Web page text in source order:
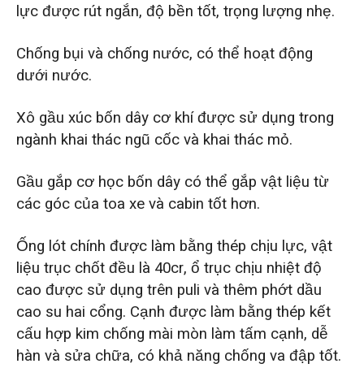
lực được rút ngắn, độ bền tốt, trọng lượng nhẹ.
Chống bụi và chống nước, có thể hoạt động
dưới nước.
Xô gầu xúc bốn dây cơ khí được sử dụng trong
ngành khai thác ngũ cốc và khai thác mỏ.
Gầu gắp cơ học bốn dây có thể gắp vật liệu từ
các góc của toa xe và cabin tốt hơn.
Ống lót chính được làm bằng thép chịu lực, vật
liệu trục chốt đều là 40cr, ổ trục chịu nhiệt độ
cao được sử dụng trên puli và thêm phớt dầu
cao su hai cổng. Cạnh được làm bằng thép kết
cấu hợp kim chống mài mòn làm tấm cạnh, dễ
hàn và sửa chữa, có khả năng chống va đập tốt.